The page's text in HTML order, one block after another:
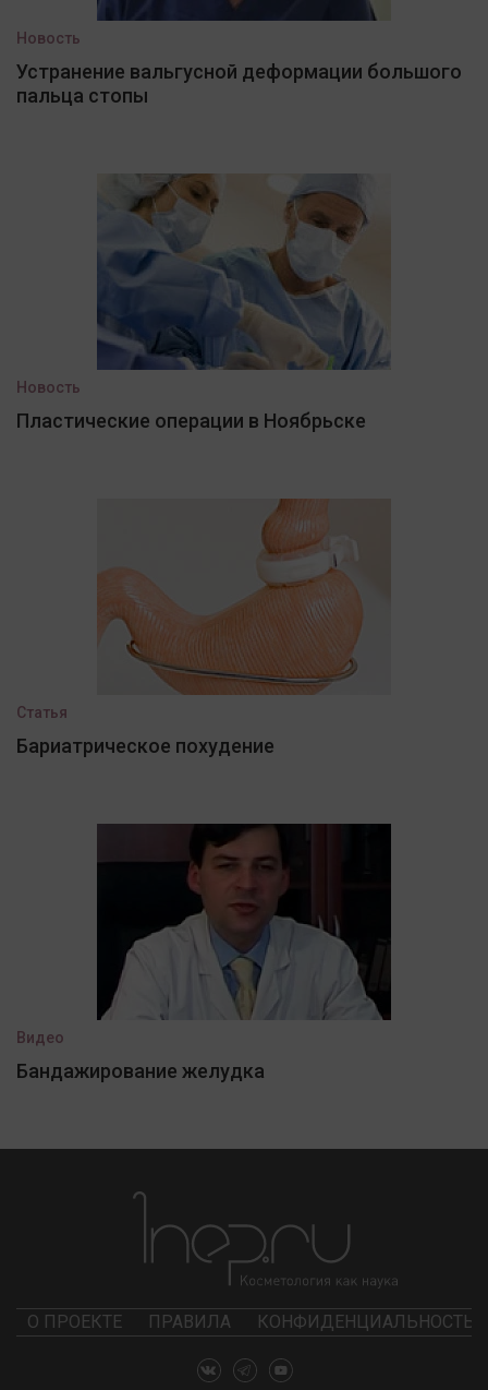
Новость
Устранение вальгусной деформации большого
пальца стопы
Новость
Пластические операции в Ноябрьске
Статья
Бариатрическое похудение
Видео
Бандажирование желудка
О ПРОЕКТЕ ПРАВИЛА КОНФИДЕНЦИАЛЬНОСТЬ